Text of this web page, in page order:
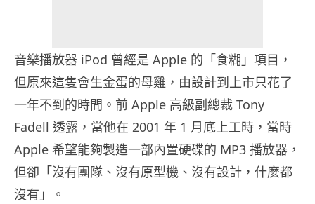
音樂播放器 iPod 曾經是 Apple 的「食糊」項目，
但原來這隻會生金蛋的母雞，由設計到上市只花了
一年不到的時間。前 Apple 高級副總裁 Tony
Fadell 透露，當他在 2001 年 1 月底上工時，當時
Apple 希望能夠製造一部內置硬碟的 MP3 播放器，
但卻「沒有團隊、沒有原型機、沒有設計，什麼都
沒有」。